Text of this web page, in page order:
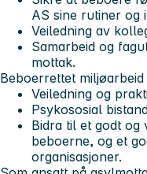
AS sine rutiner og
Veiledning av
Samarbeid og
mottak.
Beboerrettet miljøarbeid
Veiledning og
Psykososial
Bidra til et godt
beboerne, og et
organisasjoner.